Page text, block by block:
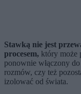
Stawką nie jest
procesem, który może
ponownie włączony
rozmów, czy też
izolować od świata.